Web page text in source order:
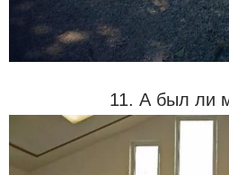
11. А был ли